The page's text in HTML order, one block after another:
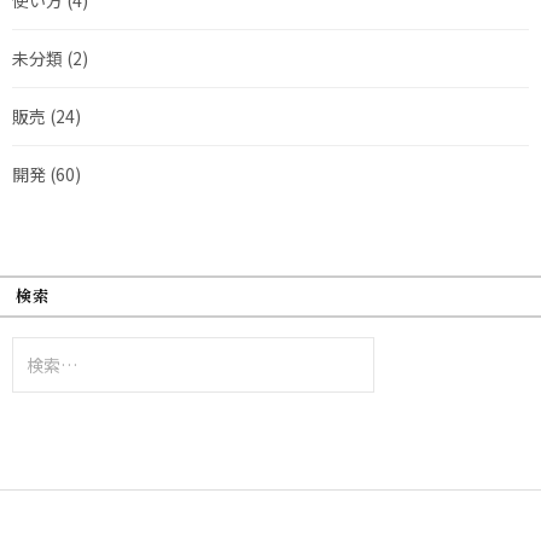
未分類 (2)
販売 (24)
開発 (60)
検索
索: